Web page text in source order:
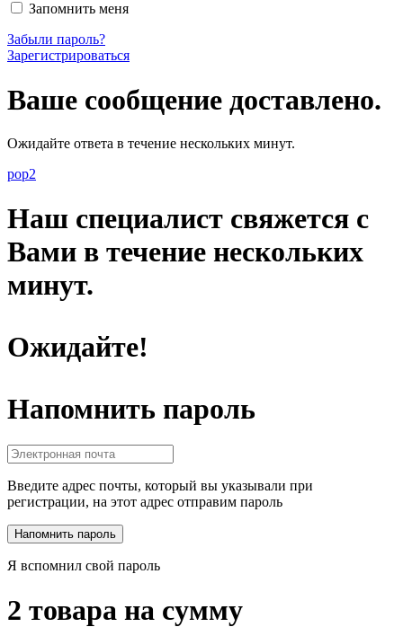
Запомнить меня
Забыли пароль?
Зарегистрироваться
Ваше сообщение доставлено.
Ожидайте ответа в течение нескольких минут.
pop2
Наш специалист свяжется с
Вами в течение нескольких
минут.
Ожидайте!
Напомнить пароль
Введите адрес почты, который вы указывали при
регистрации, на этот адрес отправим пароль
Я вспомнил свой пароль
2 товара на сумму